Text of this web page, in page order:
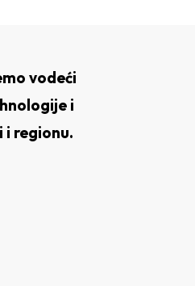
vodeći
i
i regionu.